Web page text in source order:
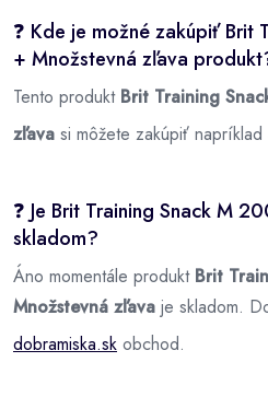
❓ Kde je možné zakúpiť Brit
+ Množstevná zľava
Tento produkt Brit Training
zľava si môžete zakúpiť napríklad
❓ Je Brit Training Snack M
skladom?
Áno momentále produkt Brit
Množstevná zľava je skladom.
dobramiska.sk obchod.